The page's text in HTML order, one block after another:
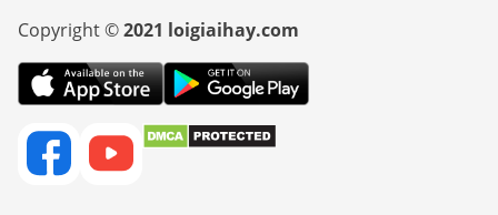
Copyright ©2021 loigiaihay.com